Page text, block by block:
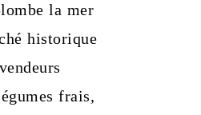
la mer
historique
frais,